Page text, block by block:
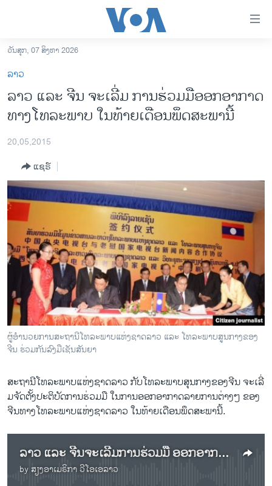
ເຂົ້າ
ຫາ
ຂ້າມ
ຂ້າມ
ຫາ
ອາເມຣິກາ
ຂ່າວ​ຈີນ
ໂລກ
ເອເຊຍ
ອິດສະຫຼະພາບດ້ານການຂ່າວ
ຊີວິດຊາວລາວ
ຊຸມຊົນຊາວລາວ
ວິທະຍາສາດ-ເທັກໂນໂລຈີ
ທຸລະກິດ
ພາສາອັງກິດ
ວີດີໂອ
ລາຍການກະຈາຍສຽງ
ລາຍງານ
ຕິດຕາມພວກເຮົາ ທີ່
ພາສາຕ່າງໆ
ວັນສຸກ, 07 ສິງຫາ 2026
ລາວ
​ລາວ ແລະ ​ຈີນ ຈະ​ເລີ່​ມ ການ​ຮ່ວມ​ມືອອກ​ອາກາດ
ທາງໂທລະພາບ ໃນ​ທ້າຍ​ເດືອນ​ພຶດສະພາ​ນີ້
20,05,2015
ແຊຣ໌
ຜູ້ອຳນວຍການສະຖານີໂທລະພາບແຫ່ງຊາດລາວ ແລະ ໂທລະພາບສູນກາງຂອງ
ຈີນ ຮ່ວມກັນລົງມືເຊັນສັນຍາ
ສະຖານີ​ໂທລະພາບ​ແຫ່ງ​ຊາດ​ລາວ ກັບ​ໂທລະພາບ​ສຸນ​ກາງຂອງ​ຈີນ ຈະ​ເລີ່​
ມຈັດຕັ້ງປະຕິບັດ​ການ​ຮ່ວມ​ມື ​ໃນ​ການ​ອອກ​ອາກາດ​ລາຍ​ການ​ຕ່າງໆ​ ຂອງ​
ຈີນ​ທາງ​ໂທລະພາບ​ແຫ່ງ​ຊາດ​ລາວ ​ໃນ​ທ້າຍ​ເດືອນ​ພຶດສະພາ​ນີ້.
ລາວ ແລະ ​ຈີນຈະ​ເລີ່​ມການ​ຮ່ວມ​ມື ​ອອກ​ອາກາດທາງໂທລະພາບ ໃນ​ທ້າຍ​ເດືອນ​ພຶດສະພາ​ນີ້
by ສຽງອາເມຣິກາ ວີໂອເອລາວ
No media source currently available